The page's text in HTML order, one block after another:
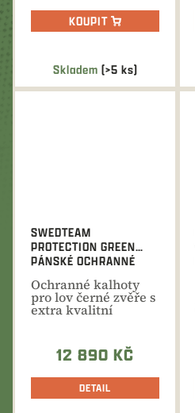
Skladem (>5 ks)
KOUPIT
SWEDTEAM
PROTECTION GREEN
PÁNSKÉ OCHRANNÉ
Ochranné kalhoty
pro lov černé zvěře s
extra kvalitní
12 890 KČ
DETAIL